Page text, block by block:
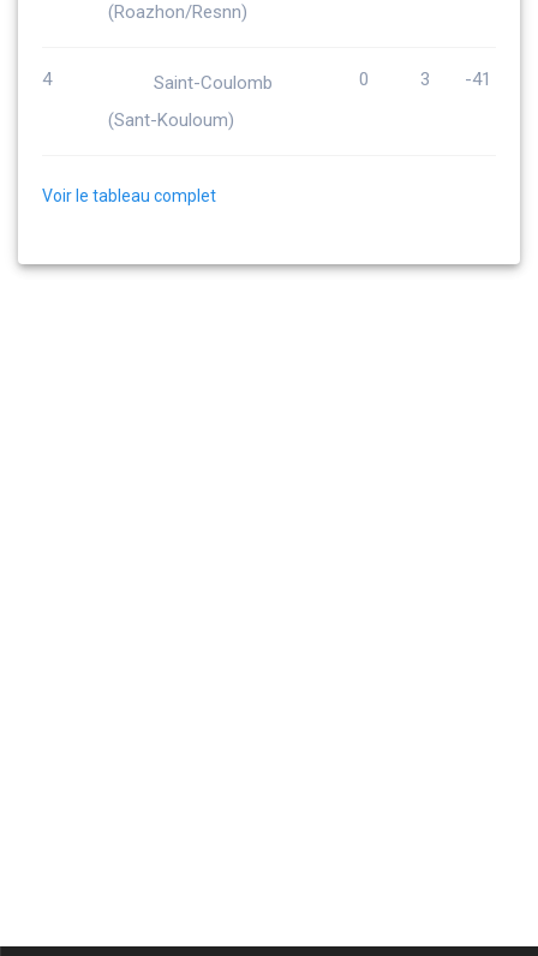
(Roazhon/Resnn)
4
Saint-Coulomb
(Sant-Kouloum)
0 3 -41
Voir le tableau complet